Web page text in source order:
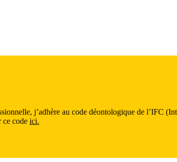
j’adhère au code déontologique de l’IFC
ce code ici.